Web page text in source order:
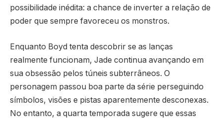
possibilidade inédita: a chance de inverter a relação de
poder que sempre favoreceu os monstros.
Enquanto Boyd tenta descobrir se as lanças
realmente funcionam, Jade continua avançando em
sua obsessão pelos túneis subterrâneos. O
personagem passou boa parte da série perseguindo
símbolos, visões e pistas aparentemente desconexas.
No entanto, a quarta temporada sugere que essas